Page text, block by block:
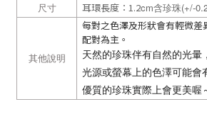
尺寸 耳環長度：1.2cm含珍珠(+/-
其他說明
每對之色澤及形狀會有輕微差
配對為主。
天然的珍珠伴有自然的光暈
光源或螢幕上的色澤可能會
優質的珍珠實際上會更美喔